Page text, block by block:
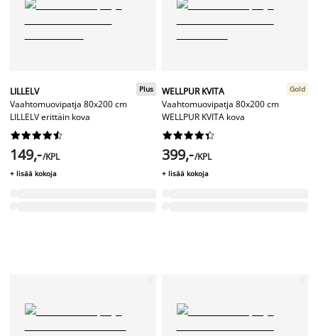
LILLELV
Vaahtomuovipatja 80x200 cm
LILLELV erittäin kova
Plus






149,-/KPL
+ lisää kokoja
WELLPUR KVITA
Vaahtomuovipatja 80x200 cm
WELLPUR KVITA kova
Gold






399,-/KPL
+ lisää kokoja